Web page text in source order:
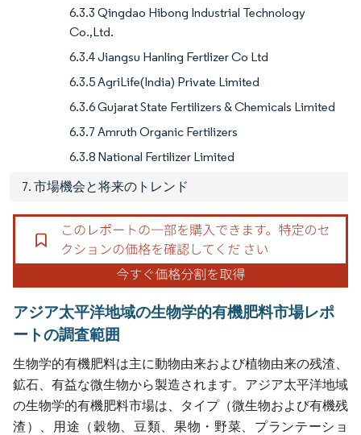
6.3.3 Qingdao Hibong Industrial Technology
Co.,Ltd.
6.3.4 Jiangsu Hanling Fertlizer Co Ltd
6.3.5 AgriLife(India) Private Limited
6.3.6 Gujarat State Fertilizers & Chemicals Limited
6.3.7 Amruth Organic Fertilizers
6.3.8 National Fertilizer Limited
7. 市場機会と将来のトレンド
アジア太平洋地域の生物学的有機肥料市場レポ
ートの調査範囲
生物学的有機肥料は主に動物由来および植物由来の残渣、
鉱石、有益な微生物から製造されます。アジア太平洋地域
の生物学的有機肥料市場は、タイプ（微生物および有機残
渣）、用途（穀物、豆類、果物・野菜、プランテーショ